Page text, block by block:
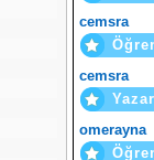
cemsra
cemsra
Yazar
omerayna